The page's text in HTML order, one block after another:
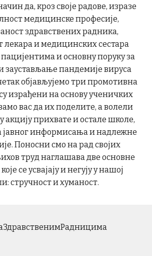
да, кроз своје радове, изразе
медицинске професије,
здравствених радника,
лекара и медицинских сестара
и основну поруку за
заустављање пандемије вируса
објављујемо три промотивна
израђени на основу ученичких
вас да их поделите, а волели
акцију прихвате и остале школе,
јавног информисања и надлежне
Поносни смо на рад својих
труд наглашава две основне
се усвајају и негују у нашој
стручност и хуманост.